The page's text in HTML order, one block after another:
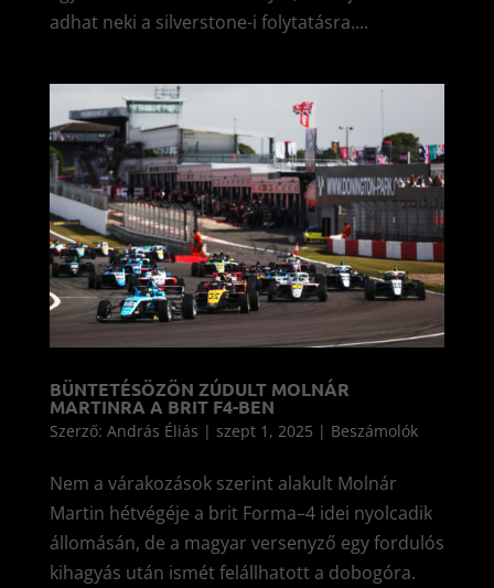
adhat neki a silverstone-i folytatásra....
BÜNTETÉSÖZÖN ZÚDULT MOLNÁR
MARTINRA A BRIT F4-BEN
Szerző: András Éliás | szept 1, 2025 | Beszámolók
Nem a várakozások szerint alakult Molnár
Martin hétvégéje a brit Forma–4 idei nyolcadik
állomásán, de a magyar versenyző egy fordulós
kihagyás után ismét felállhatott a dobogóra.